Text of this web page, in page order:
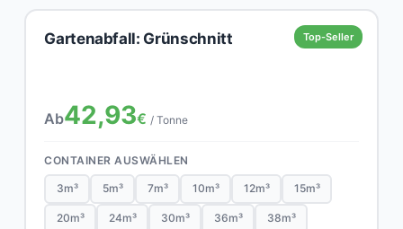
Top-Seller
Gartenabfall: Grünschnitt
Ab42,93€ / Tonne
CONTAINER AUSWÄHLEN
3m³ 5m³ 7m³ 10m³ 12m³ 15m³
20m³ 24m³ 30m³ 36m³ 38m³